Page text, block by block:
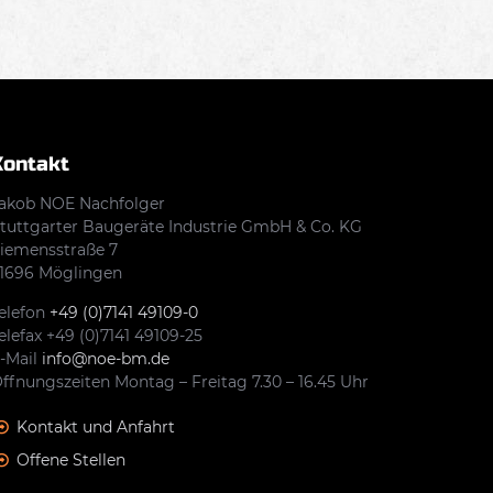
NOE Nachfolger
Baugeräte Industrie GmbH & Co. KG
7
Möglingen
+49 (0)7141 49109-0
+49 (0)7141 49109-25
Mail info@noe-bm.de
Montag – Freitag 7.30 – 16.45 Uhr
Kontakt und Anfahrt
Offene Stellen